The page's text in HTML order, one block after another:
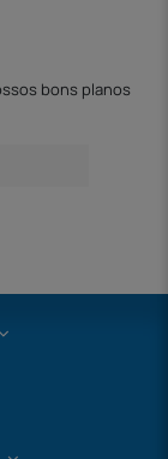
bons planos